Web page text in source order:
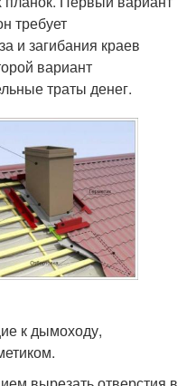
требует
и загибания краев
вариант
траты денег.
к дымоходу,